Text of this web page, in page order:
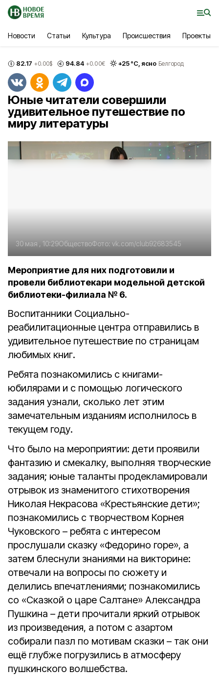
Новости Статьи Культура Происшествия Проекты
82.17 +0.00$ 94.84 +0.00€ +25°С, ясно Белгород
Юные читатели совершили
удивительное путешествие по
миру литературы
30 мая , 10:29ОбществоФото: vk.com/club92683545
Мероприятие для них подготовили и
провели библиотекари модельной детской
библиотеки-филиала № 6.
Воспитанники Социально-
реабилитационные центра отправились в
удивительное путешествие по страницам
любимых книг.
Ребята познакомились с книгами-
юбилярами и с помощью логического
задания узнали, сколько лет этим
замечательным изданиям исполнилось в
текущем году.
Что было на мероприятии: дети проявили
фантазию и смекалку, выполняя творческие
задания; юные таланты продекламировали
отрывок из знаменитого стихотворения
Николая Некрасова «Крестьянские дети»;
познакомились с творчеством Корнея
Чуковского – ребята с интересом
прослушали сказку «Федорино горе», а
затем блеснули знаниями на викторине:
отвечали на вопросы по сюжету и
делились впечатлениями; познакомились
со «Сказкой о царе Салтане» Александра
Пушкина – дети прочитали яркий отрывок
из произведения, а потом с азартом
собирали пазл по мотивам сказки – так они
ещё глубже погрузились в атмосферу
пушкинского волшебства.